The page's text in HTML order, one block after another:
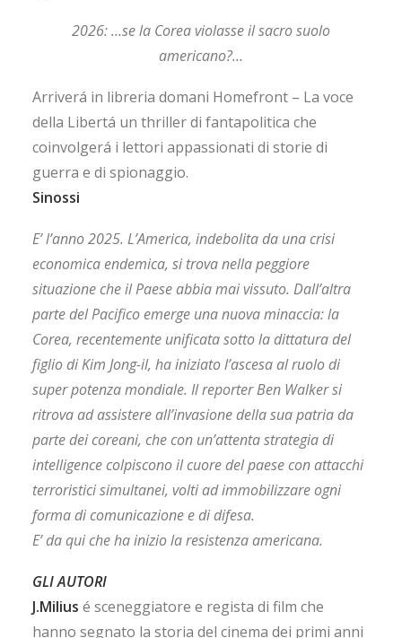
2026: …se la Corea violasse il sacro suolo
americano?…
Arriverá in libreria domani Homefront – La voce
della Libertá un thriller di fantapolitica che
coinvolgerá i lettori appassionati di storie di
guerra e di spionaggio.
Sinossi
E’ l’anno 2025. L’America, indebolita da una crisi
economica endemica, si trova nella peggiore
situazione che il Paese abbia mai vissuto. Dall’altra
parte del Pacifico emerge una nuova minaccia: la
Corea, recentemente unificata sotto la dittatura del
figlio di Kim Jong-il, ha iniziato l’ascesa al ruolo di
super potenza mondiale. Il reporter Ben Walker si
ritrova ad assistere all’invasione della sua patria da
parte dei coreani, che con un’attenta strategia di
intelligence colpiscono il cuore del paese con attacchi
terroristici simultanei, volti ad immobilizzare ogni
forma di comunicazione edi difesa.
E’ da qui che ha inizio la resistenza americana.
GLI AUTORI
J.Milius é sceneggiatore e regista di film che
hanno segnato la storia del cinema dei primi anni